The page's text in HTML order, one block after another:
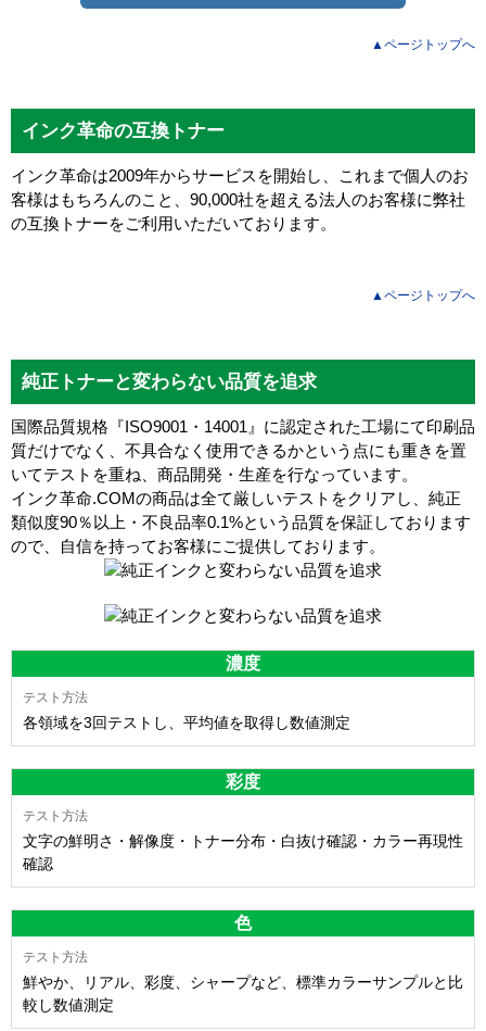
▲ページトップへ
インク革命の互換トナー
インク革命は2009年からサービスを開始し、これまで個人のお
客様はもちろんのこと、90,000社を超える法人のお客様に弊社
の互換トナーをご利用いただいております。
▲ページトップへ
純正トナーと変わらない品質を追求
国際品質規格『ISO9001・14001』に認定された工場にて印刷品
質だけでなく、不具合なく使用できるかという点にも重きを置
いてテストを重ね、商品開発・生産を行なっています。
インク革命.COMの商品は全て厳しいテストをクリアし、 純正
類似度90％以上・不良品率0.1%という品質を保証しております
ので、自信を持ってお客様にご提供しております。
濃度
各領域を3回テストし、平均値を取得し数値測定
彩度
文字の鮮明さ・解像度・トナー分布・白抜け確認・カラー再現性
確認
色
鮮やか、リアル、彩度、シャープなど、標準カラーサンプルと比
較し数値測定